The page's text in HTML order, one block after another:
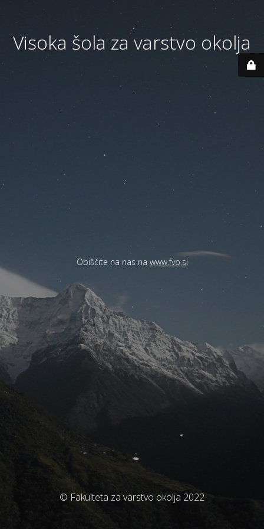
Visoka šola za varstvo okolja
Obiščite na nas na www.fvo.si
© Fakulteta za varstvo okolja 2022